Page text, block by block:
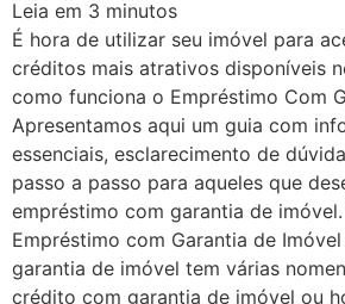
Leia em 3 minutos
É hora de utilizar seu imóvel para
créditos mais atrativos disponíveis
como funciona o Empréstimo Com
Apresentamos aqui um guia com
essenciais, esclarecimento de
passo a passo para aqueles que
empréstimo com garantia de
Empréstimo com Garantia de
garantia de imóvel tem várias
crédito com garantia de imóvel ou